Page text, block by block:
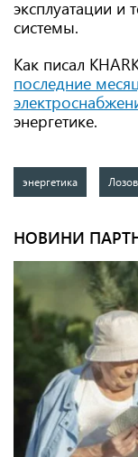
эксплуатации и
системы.
Как писал
последние
энергетике.
энергетика